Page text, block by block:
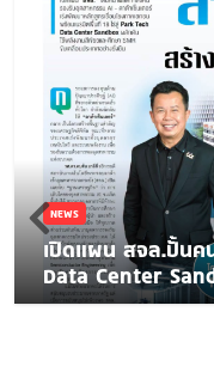
NEWS
เปิดแผน สจล.ปั้น
Data Center